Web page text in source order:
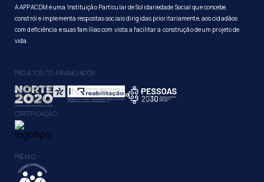
A APPACDM é uma Instituição Particular de Solidariedade Social que concebe,
constrói e implementa respostas sociais dirigidas prioritariamente, aos cidadãos
com deficiência e suas famílias com vista a facilitar a construção de um projeto de
vida.
PROJETOS CO-FINANCIADOS
CERTIFICAÇÃO
PRÉMIO